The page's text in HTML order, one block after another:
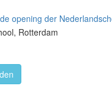
opening der
Rotterdam